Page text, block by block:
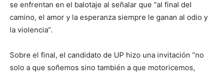
se enfrentan en el balotaje al señalar que “al final del
camino, el amor y la esperanza siempre le ganan al odio y
la violencia”.
Sobre el final, el candidato de UP hizo una invitación “no
solo a que soñemos sino también a que motoricemos,